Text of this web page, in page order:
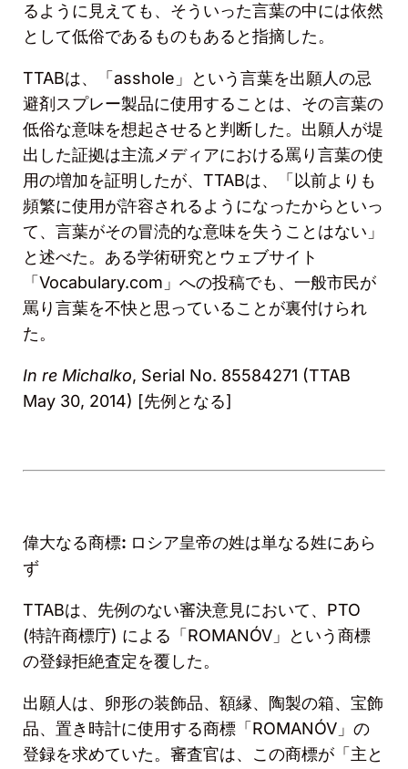
るように見えても、そういった言葉の中には依然
として低俗であるものもあると指摘した。
TTABは、「 asshole 」という言葉を出願人の忌
避剤スプレー製品に使用することは、その言葉の
低俗な意味を想起させると判断した。出願人が堤
出した証拠は主流メディアにおける罵り言葉の使
用の増加を証明したが、 TTABは、「以前よりも
頻繁に使用が許容されるようになったからといっ
て、言葉がその冒涜的な意味を失うことはない」
と述べた。ある学術研究とウェブサイト
「 Vocabulary.com 」への投稿でも、一般市民が
罵り言葉を不快と思っていることが裏付けられ
た。
In re Michalko, Serial No. 85584271 (TTAB
May 30, 2014) [先例となる]
偉大なる商標: ロシア皇帝の姓は単なる姓にあら
ず
TTABは、先例のない審決意見において、 PTO
(特許商標庁) による「ROMANÓV 」という商標
の登録拒絶査定を覆した。
出願人は、卵形の装飾品、額縁、陶製の箱、宝飾
品、置き時計に使用する商標「ROMANÓV 」の
登録を求めていた。審査官は、この商標が「主と